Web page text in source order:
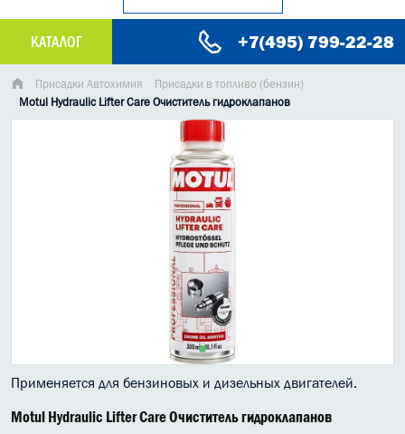
КАТАЛОГ +7(495) 799-22-28
МАСЛО МОТОРНОЕ
ГРУЗОВЫЕ МАСЛА
АНТИФРИЗЫ СПЕЦЖИДКОСТИ
Присадки Автохимия
Присадки в топливо (бензин)
Motul Hydraulic Lifter Care Очиститель гидроклапанов
Применяется для бензиновых и дизельных двигателей.
Motul Hydraulic Lifter Care Очиститель гидроклапанов